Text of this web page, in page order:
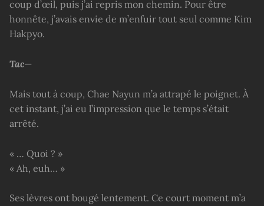
coup d’œil, puis j’ai repris mon chemin. Pour être
honnête, j’avais envie de m’enfuir tout seul comme Kim
Hakpyo.
Tac—
Mais tout à coup, Chae Nayun m’a attrapé le poignet. À
cet instant, j’ai eu l’impression que le temps s’était
arrêté.
« … Quoi ? »
« Ah, euh… »
Ses lèvres ont bougé lentement. Ce court moment m’a